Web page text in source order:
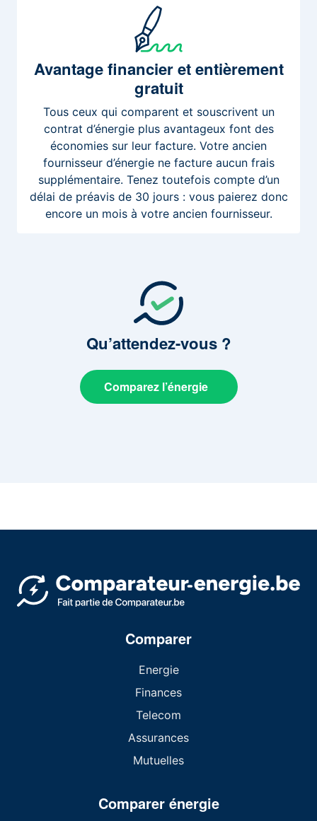
Avantagefinancier et entièrement
gratuit
Tous ceux qui comparent et souscrivent un
contrat d’énergie plus avantageux font des
économies sur leur facture. Votre ancien
fournisseur d’énergie ne facture aucun frais
supplémentaire. Tenez toutefois compte d’un
délai de préavis de 30 jours : vous paierez donc
encore un mois à votre ancien fournisseur.
Qu’attendez-vous?
Comparez l’énergie
Comparer
Energie
Finances
Telecom
Assurances
Mutuelles
Comparer énergie